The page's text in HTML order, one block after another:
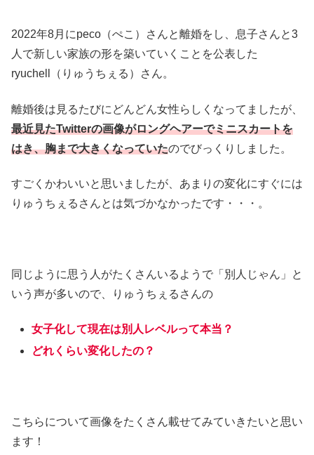
2022年8月にpeco（ぺこ）さんと離婚をし、息子さんと3
人で新しい家族の形を築いていくことを公表した
ryuchell（りゅうちぇる）さん。
離婚後は見るたびにどんどん女性らしくなってましたが、
最近見たTwitterの画像がロングヘアーでミニスカートを
はき、胸まで大きくなっていたのでびっくりしました。
すごくかわいいと思いましたが、あまりの変化にすぐには
りゅうちぇるさんとは気づかなかったです・・・。
同じように思う人がたくさんいるようで「別人じゃん」と
いう声が多いので、りゅうちぇるさんの
女子化して現在は別人レベルって本当？
どれくらい変化したの？
こちらについて画像をたくさん載せてみていきたいと思い
ます！